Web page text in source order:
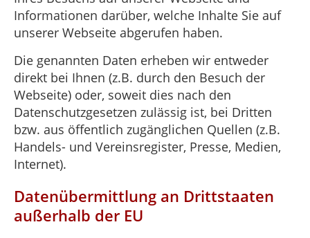
Informationen darüber, welche Inhalte Sie auf
unserer Webseite abgerufen haben.
Die genannten Daten erheben wir entweder
direkt bei Ihnen (z.B. durch den Besuch der
Webseite) oder, soweit dies nach den
Datenschutzgesetzen zulässig ist, bei Dritten
bzw. aus öffentlich zugänglichen Quellen (z.B.
Handels- und Vereinsregister, Presse, Medien,
Internet).
Datenübermittlung an Drittstaaten
außerhalb der EU